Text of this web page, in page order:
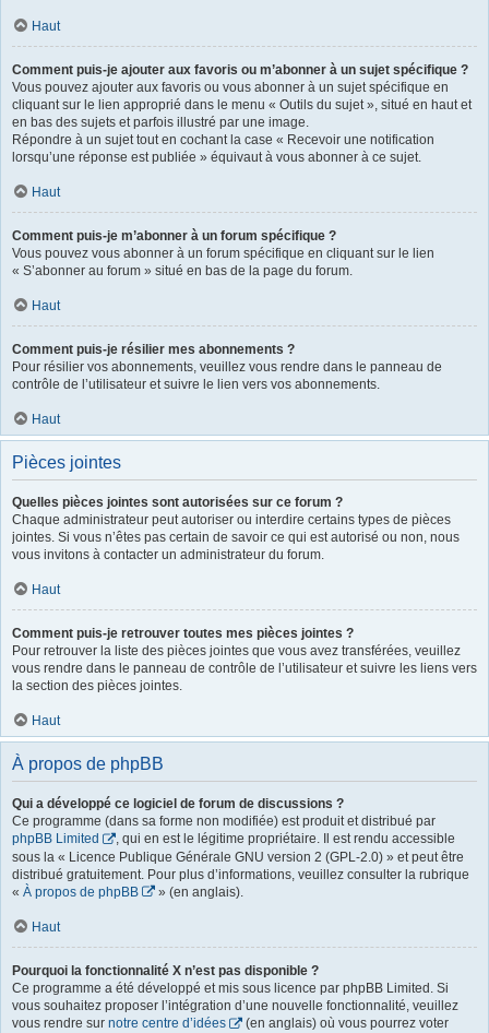
Haut
Comment puis-je ajouter aux favoris ou m’abonner à un sujet spécifique ?
Vous pouvez ajouter aux favoris ou vous abonner à un sujet spécifique en
cliquant sur le lien approprié dans le menu « Outils du sujet », situé en haut et
en bas des sujets et parfois illustré par une image.
Répondre à un sujet tout en cochant la case « Recevoir une notification
lorsqu’une réponse est publiée » équivaut à vous abonner à ce sujet.
Haut
Comment puis-je m’abonner à un forum spécifique ?
Vous pouvez vous abonner à un forum spécifique en cliquant sur le lien
« S’abonner au forum » situé en bas de la page du forum.
Haut
Comment puis-je résilier mes abonnements ?
Pour résilier vos abonnements, veuillez vous rendre dans le panneau de
contrôle de l’utilisateur et suivre le lien vers vos abonnements.
Haut
Pièces jointes
Quelles pièces jointes sont autorisées sur ce forum ?
Chaque administrateur peut autoriser ou interdire certains types de pièces
jointes. Si vous n’êtes pas certain de savoir ce qui est autorisé ou non, nous
vous invitons à contacter un administrateur du forum.
Haut
Comment puis-je retrouver toutes mes pièces jointes ?
Pour retrouver la liste des pièces jointes que vous avez transférées, veuillez
vous rendre dans le panneau de contrôle de l’utilisateur et suivre les liens vers
la section des pièces jointes.
Haut
À propos de phpBB
Qui a développé ce logiciel de forum de discussions ?
Ce programme (dans sa forme non modifiée) est produit et distribué par
phpBB Limited
, qui en est le légitime propriétaire. Il est rendu accessible
sous la « Licence Publique Générale GNU version 2 (GPL-2.0) » et peut être
distribué gratuitement. Pour plus d’informations, veuillez consulter la rubrique
« À propos de phpBB » (en anglais).
Haut
Pourquoi la fonctionnalité X n’est pas disponible ?
Ce programme a été développé et mis sous licence par phpBB Limited. Si
vous souhaitez proposer l’intégration d’une nouvelle fonctionnalité, veuillez
vous rendre sur notre centre d’idées
(en anglais) où vous pourrez voter